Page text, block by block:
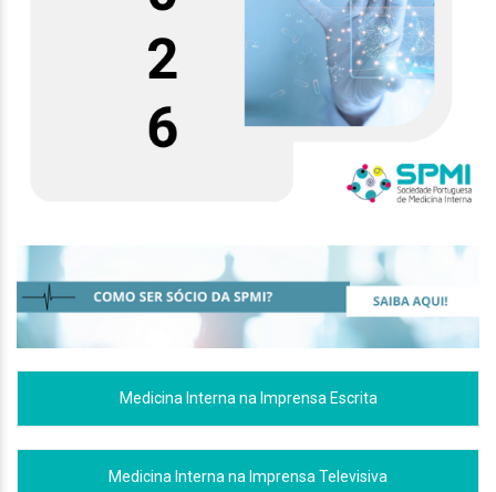
Medicina Interna na Imprensa Escrita
Medicina Interna na Imprensa Televisiva